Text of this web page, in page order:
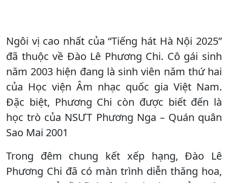
Ngôi vị cao nhất của “Tiếng hát Hà Nội 2025”
đã thuộc về Đào Lê Phương Chi. Cô gái sinh
năm 2003 hiện đang là sinh viên năm thứ hai
của Học viện Âm nhạc quốc gia Việt Nam.
Đặc biệt, Phương Chi còn được biết đến là
học trò của NSƯT Phương Nga – Quán quân
Sao Mai 2001
Trong đêm chung kết xếp hạng, Đào Lê
Phương Chi đã có màn trình diễn thăng hoa,